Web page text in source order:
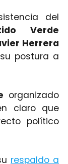
del
Verde
Herrera
postura a
organizado
claro que
político
respaldo a